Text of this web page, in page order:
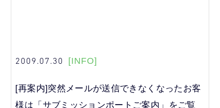
2009.07.30 [INFO]
[再案内]突然メールが送信できなくなったお客
様は「サブミッションポートご案内」をご覧